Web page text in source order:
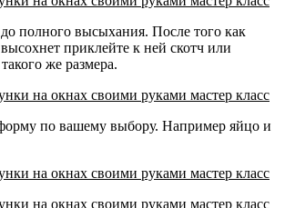
полного высыхания. После того как
приклейте к ней скотч или
же размера.
по вашему выбору. Например яйцо и